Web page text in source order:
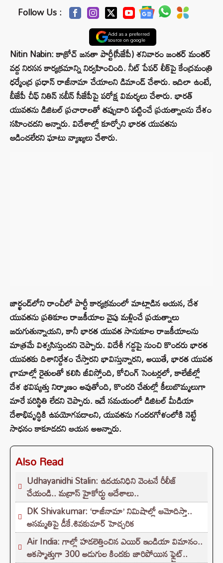
Follow Us :
Add as a preferred
source on google
Nitin Nabin: కాక్రోచ్ జనతా పార్టీ(సీజేపీ) శనివారం జంతర్ మంతర్
వద్ద నిరసన కార్యక్రమాన్ని నిర్వహించింది. నీట్ పేపర్ లీక్‌పై కేంద్రమంత్రి
ధర్మేంద్ర ప్రధాన్ రాజీనామా చేయాలని డిమాండ్ చేశారు. ఇదిలా ఉంటే,
బీజేపీ చీఫ్ నితిన్ నబీన్ సీజేపీపై పరోక్ష విమర్శలు చేశారు. భారత్
యువతను డిజిటల్ ప్రచారాలతో తప్పుదారి పట్టించే ప్రయత్నాలను దేశం
సహించదని అన్నారు. విదేశాల్లో కూర్చోని భారత యువతను
ఆడించలేరని ఘాటు వ్యాఖ్యలు చేశారు.
జార్ఖండ్‌లోని రాంచీలో పార్టీ కార్యక్రమంలో మాట్లాడిన ఆయన, దేశ
యువతను ప్రతికూల రాజకీయాల వైపు మళ్లించే ప్రయత్నాలు
జరుగుతున్నాయని, కానీ భారత యువత సానుకూల రాజకీయాలను
మాత్రమే విశ్వసిస్తుందని చెప్పారు. విదేశీ గడ్డపై నుంచి కొందరు భారత
యువతకు దిశానిర్దేశం చేస్తారని భావిస్తున్నారని, అయితే, భారత యువత
గ్రామాల్లో రైతులతో కలిసి జీవిస్తోంది, కోచింగ్ సెంటర్లలో, కాలేజీల్లో
దేశ భవిష్యత్తు నిర్మాణం అవుతోంది, కొందరి చేతుల్లో కీలుబొమ్మలుగా
మారే పరిస్థితి లేదని చెప్పారు. ఇదే సమయంలో డిజిటల్ మీడియా
దేశాభివృద్ధికి ఉపయోగపడాలని, యువతను గందరగోళంలోకి నెట్టే
సాధనం కాకూడదని ఆయన అఅన్నారు.
Also Read
Udhayanidhi Stalin: ఉదయనిధిని వెంటనే రీలీజ్
చేయండి.. మద్రాస్ హైకోర్టు ఆదేశాలు..
DK Shivakumar: ‘రాజీనామా’ నిమిషాల్లో ఆమోదిస్తా..
అసమ్మతిపై డీకే.శివకుమార్ హెచ్చరిక
Air India: గాల్లో హడలెత్తించిన ఎయిర్ ఇండియా విమానం..
అకస్మాత్తుగా 300 అడుగుల కిందకు జారిపోయిన ఫ్లైట్..